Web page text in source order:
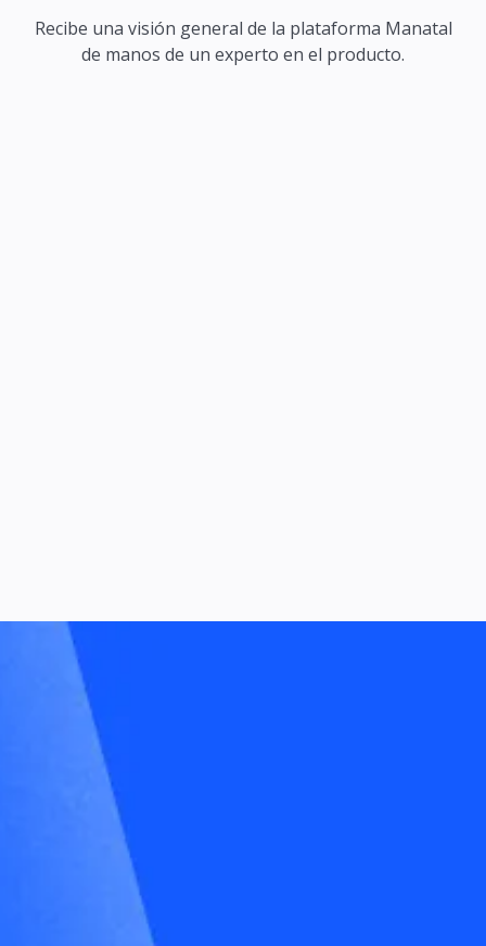
Recibe una visión general de la plataforma Manatal
de manos de un experto en el producto.